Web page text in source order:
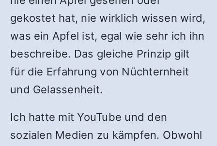
gekostet hat, nie wirklich wissen wird,
was ein Apfel ist, egal wie sehr ich ihn
beschreibe. Das gleiche Prinzip gilt
für die Erfahrung von Nüchternheit
und Gelassenheit.
Ich hatte mit YouTube und den
sozialen Medien zu kämpfen. Obwohl